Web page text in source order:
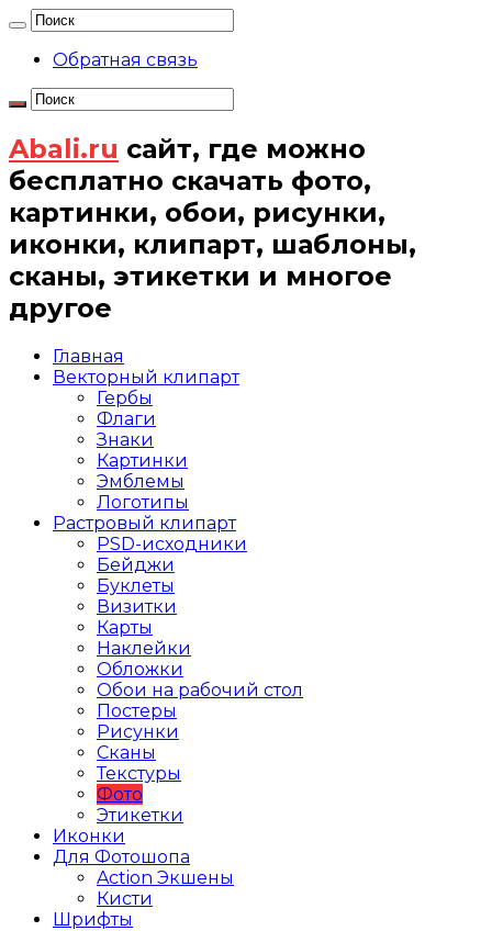
Обратная связь
Abali.ru сайт, где можно
бесплатно скачать фото,
картинки, обои, рисунки,
иконки, клипарт, шаблоны,
сканы, этикетки и многое
другое
Главная
Векторный клипарт
Гербы
Флаги
Знаки
Картинки
Эмблемы
Логотипы
Растровый клипарт
PSD-исходники
Бейджи
Буклеты
Визитки
Карты
Наклейки
Обложки
Обои на рабочий стол
Постеры
Рисунки
Сканы
Текстуры
Фото
Этикетки
Иконки
Для Фотошопа
Action Экшены
Кисти
Шрифты